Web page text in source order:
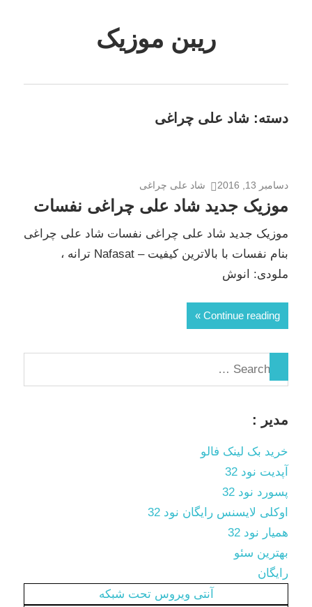
ریبن موزیک
mp3
دسته: شاد علی چراغی
دسامبر 13, 2016 شاد علی چراغی
موزیک جدید شاد علی چراغی نفسات
موزیک جدید شاد علی چراغی نفسات شاد علی چراغی
بنام نفسات با بالاترین کیفیت – Nafasat ترانه ،
ملودی: انوش
Continue reading
مدیر :
خرید بک لینک فالو
آپدیت نود 32
پسورد نود 32
اوکلی لایسنس رایگان نود 32
همیار نود 32
بهترین سئو
رایگان
آنتی ویروس تحت شبکه